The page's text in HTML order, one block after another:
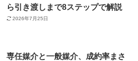
ら引き渡しまで8ステップで解説
2026年7月25日
専任媒介と一般媒介、成約率まさ